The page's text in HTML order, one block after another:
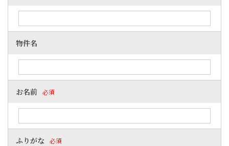
物件名
お名前 必須
ふりがな 必須